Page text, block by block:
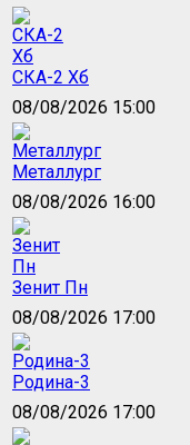
СКА-2 Хб
08/08/2026 15:00
Металлург
08/08/2026 16:00
Зенит Пн
08/08/2026 17:00
Родина-3
08/08/2026 17:00